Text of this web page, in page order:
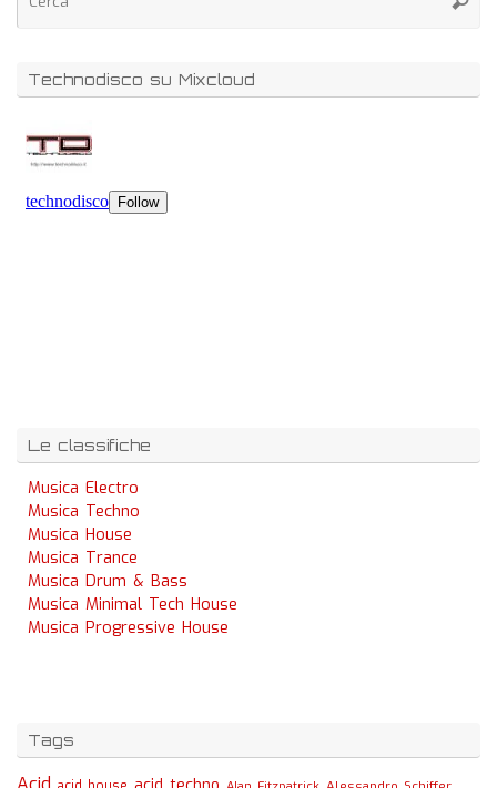
Technodisco su Mixcloud
Le classifiche
Musica Electro
Musica Techno
Musica House
Musica Trance
Musica Drum & Bass
Musica Minimal Tech House
Musica Progressive House
Tags